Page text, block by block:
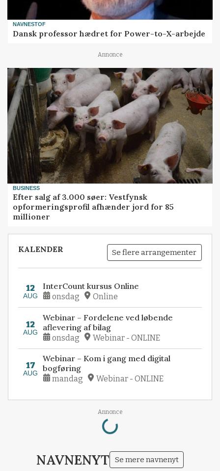
NAVNESTOF
Dansk professor hædret for Power-to-X-arbejde
Annonce
BUSINESS
Efter salg af 3.000 søer: Vestfynsk
opformeringsprofil afhænder jord for 85
millioner
KALENDER Se flere arrangementer
12
AUG
InterCount kursus Online
onsdag Online
12
AUG
Webinar – Fordelene ved løbende
aflevering af bilag
onsdag Webinar - ONLINE
17
AUG
Webinar – Kom i gang med digital
bogføring
mandag Webinar - ONLINE
Annonce
Loading...
NAVNENYT Se mere navnenyt